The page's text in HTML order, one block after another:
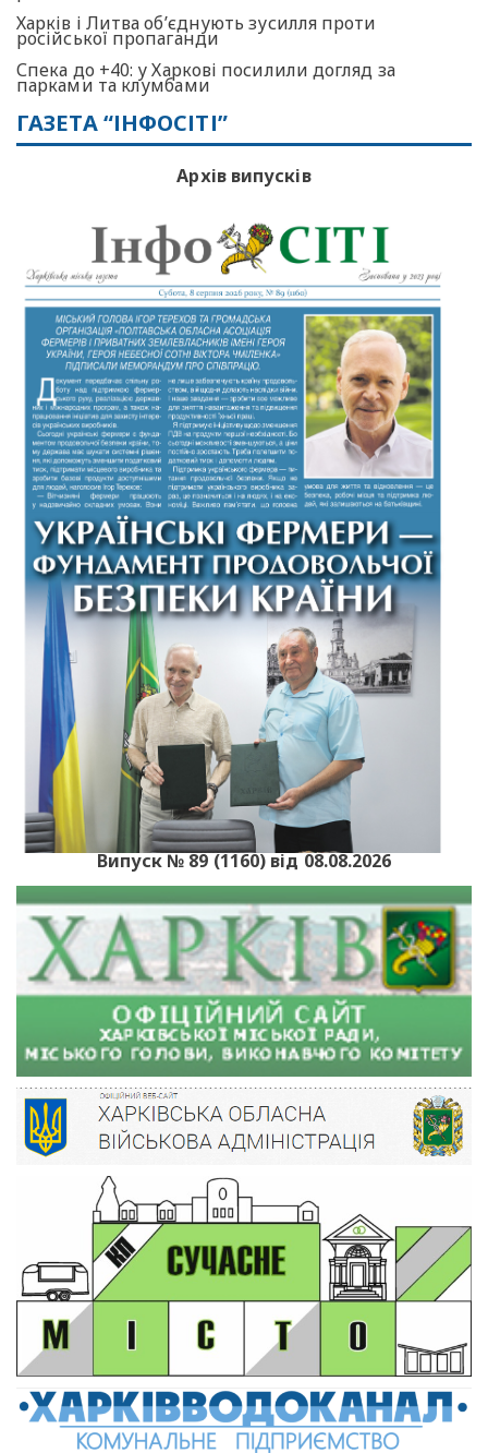
Харків і Литва об’єднують зусилля проти
російської пропаганди
Спека до +40: у Харкові посилили догляд за
парками та клумбами
ГАЗЕТА “ІНФОСІТІ”
Архів випусків
Випуск № 89 (1160) від 08.08.2026